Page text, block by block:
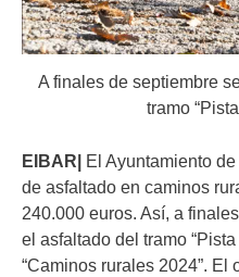
A finales de septiembre
tramo
EIBAR| El Ayuntamiento
de asfaltado en caminos
240.000 euros. Así, a
el asfaltado del tramo
“Caminos rurales 2024”.